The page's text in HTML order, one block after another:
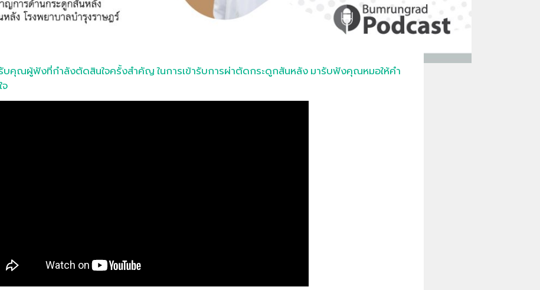
รับคุณผู้ฟังที่กำลังตัดสินใจครั้งสำคัญ ในการเข้ารับการผ่าตัดกระดูกสันหลัง มารับฟังคุณหมอให้คำ